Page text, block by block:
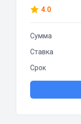
4.0
Сумма
Ставка
Срок